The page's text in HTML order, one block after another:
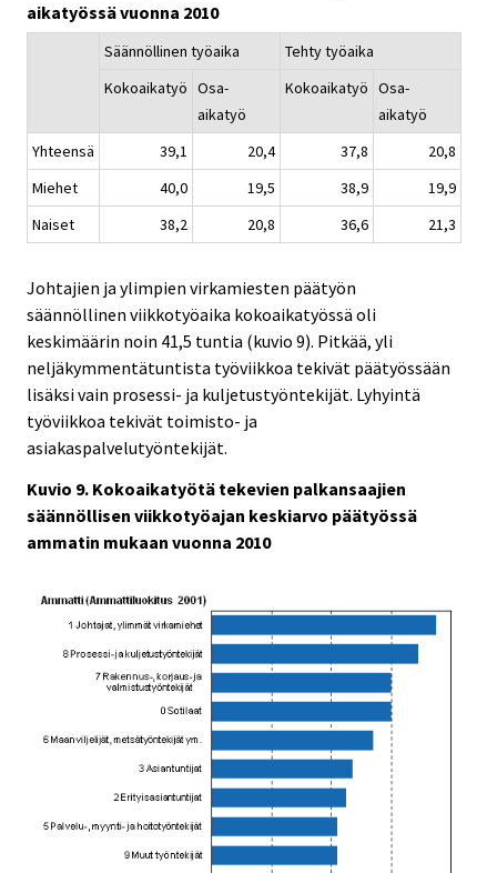
aikatyössä vuonna 2010
Säännöllinen työaika
Tehty työaika
Kokoaikatyö Osa-
aikatyö
Kokoaikatyö Osa-
aikatyö
Yhteensä
39,1 20,4 37,8
20,8
Miehet
40,0 19,5 38,9
19,9
Naiset
38,2 20,8 36,6 21,3
Johtajien ja ylimpien virkamiesten päätyön
säännöllinen viikkotyöaika kokoaikatyössä oli
keskimäärin noin 41,5 tuntia (kuvio 9). Pitkää, yli
neljäkymmentätuntista työviikkoa tekivät päätyössään
lisäksi vain prosessi- ja kuljetustyöntekijät. Lyhyintä
työviikkoa tekivät toimisto- ja
asiakaspalvelutyöntekijät.
Kuvio 9. Kokoaikatyötä tekevien palkansaajien
säännöllisen viikkotyöajan keskiarvo päätyössä
ammatin mukaan vuonna 2010